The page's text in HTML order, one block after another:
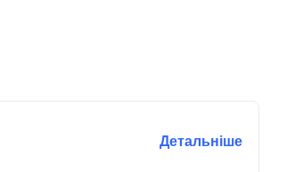
Детальніше